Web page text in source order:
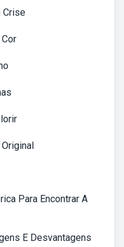
Crise
Para Encontrar A
E Desvantagens